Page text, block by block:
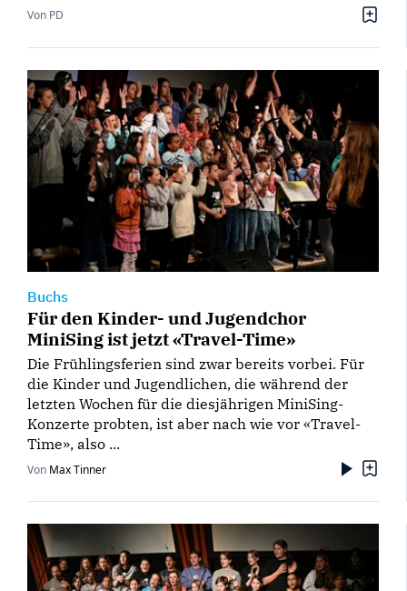
Von PD
Buchs
Für den Kinder- und Jugendchor
MiniSing ist jetzt «Travel-Time»
Die Frühlingsferien sind zwar bereits vorbei. Für
die Kinder und Jugendlichen, die während der
letzten Wochen für die diesjährigen MiniSing-
Konzerte probten, ist aber nach wie vor «Travel-
Time», also ...
Von Max Tinner